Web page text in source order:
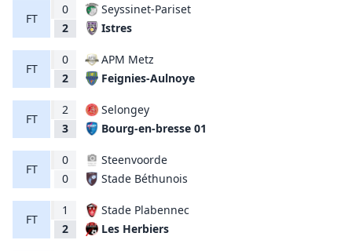
FT
0
2
Seyssinet-Pariset
Istres
FT
0
2
APM Metz
Feignies-Aulnoye
FT
2
3
Selongey
Bourg-en-bresse 01
FT
0
0
Steenvoorde
Stade Béthunois
FT
1
2
Stade Plabennec
Les Herbiers